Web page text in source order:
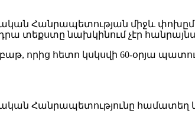
Հանրապետության միջև
տեքստը նախկինում չէր
որից հետո կսկսվի 60-օրյա
Հանրապետությունը համատեղ